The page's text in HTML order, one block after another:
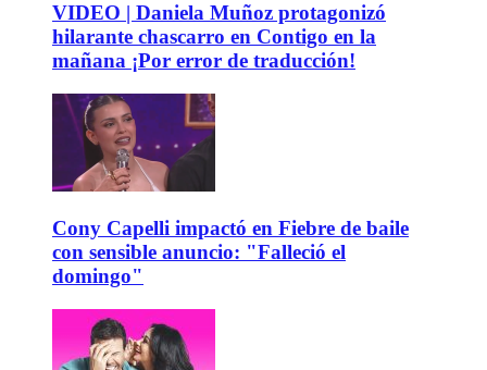
VIDEO | Daniela Muñoz protagonizó
hilarante chascarro en Contigo en la
mañana ¡Por error de traducción!
Cony Capelli impactó en Fiebre de baile
con sensible anuncio: "Falleció el
domingo"